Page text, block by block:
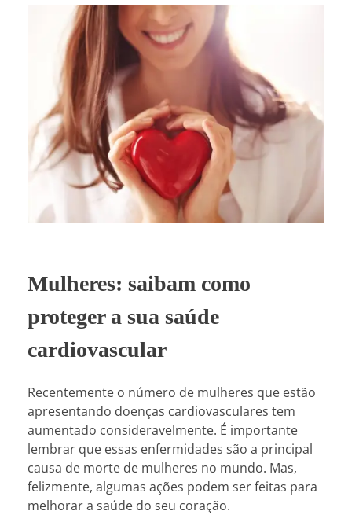
Mulheres: saibam como
proteger a sua saúde
cardiovascular
Recentemente o número de mulheres que estão
apresentando doenças cardiovasculares tem
aumentado consideravelmente. É importante
lembrar que essas enfermidades são a principal
causa de morte de mulheres no mundo. Mas,
felizmente, algumas ações podem ser feitas para
melhorar a saúde do seu coração.